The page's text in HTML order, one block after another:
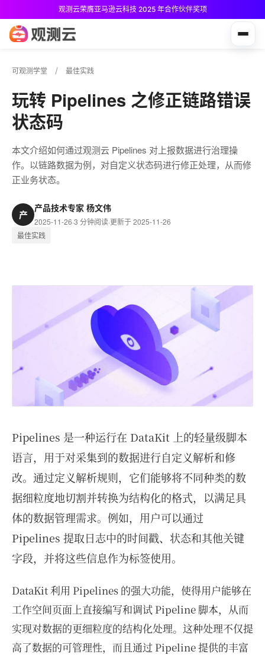
观测云荣膺亚马逊云科技 2025 年合作伙伴奖项
可观测学堂 最佳实践
玩转 Pipelines 之修正链路错误
状态码
本文介绍如何通过观测云 Pipelines 对上报数据进行治理操
作。以链路数据为例，对自定义状态码进行修正处理，从而修
正业务状态。
产
产品技术专家 杨文伟
2025-11-26·3 分钟阅读·更新于 2025-11-26
最佳实践
Pipelines 是一种运行在 DataKit 上的轻量级脚本
语言，用于对采集到的数据进行自定义解析和修
改。通过定义解析规则，它们能够将不同种类的数
据细粒度地切割并转换为结构化的格式，以满足具
体的数据管理需求。例如，用户可以通过
Pipelines 提取日志中的时间戳、状态和其他关键
字段，并将这些信息作为标签使用。
DataKit 利用 Pipelines 的强大功能，使得用户能够在
工作空间页面上直接编写和调试 Pipeline 脚本，从而
实现对数据的更细粒度的结构化处理。这种处理不仅提
高了数据的可管理性，而且通过 Pipeline 提供的丰富